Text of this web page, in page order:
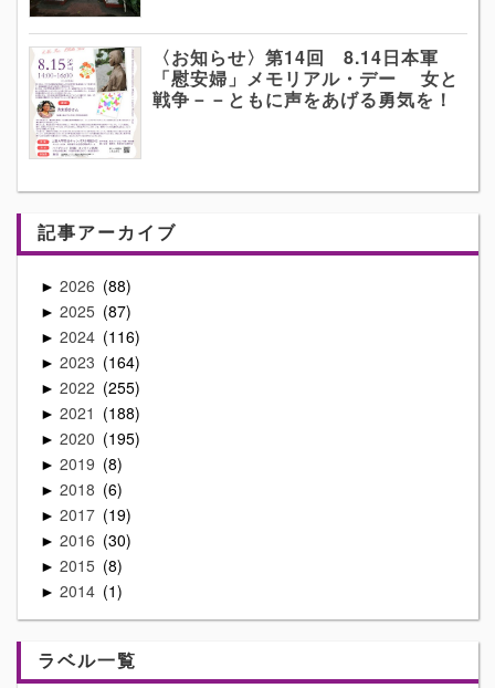
〈お知らせ〉第14回 8.14日本軍
「慰安婦」メモリアル・デー 女と
戦争－－ともに声をあげる勇気を！
記事アーカイブ
► 2026 88
► 2025 87
► 2024 116
► 2023 164
► 2022 255
► 2021 188
► 2020 195
► 2019 8
► 2018 6
► 2017 19
► 2016 30
► 2015 8
► 2014 1
ラベル一覧